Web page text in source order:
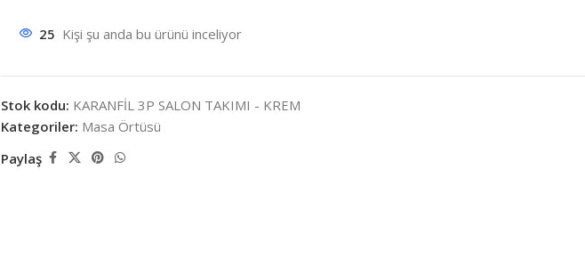
25 Kişi şu anda bu ürünü inceliyor
Stok kodu: KARANFİL 3P SALON TAKIMI - KREM
Kategoriler: Masa Örtüsü
Paylaş